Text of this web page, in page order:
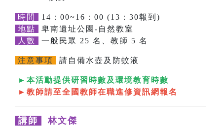
時間
14：00~16：00 (13：30報到)
地點
卑南遺址公園-自然教室
人數
一般民眾 25 名、教師 5 名
注意事項 請自備水壺及防蚊液
►本活動提供研習時數及環境教育時數
►教師請至全國教師在職進修資訊網報名
講師 林文傑